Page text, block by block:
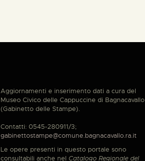
Aggiornamenti e inserimento dati a cura del
Museo Civico delle Cappuccine di Bagnacavallo
(Gabinetto delle Stampe).
Contatti: 0545-280911/3;
gabinettostampe@comune.bagnacavallo.ra.it
Le opere presenti in questo portale sono
consultabili anche nel Catalogo Regionale del